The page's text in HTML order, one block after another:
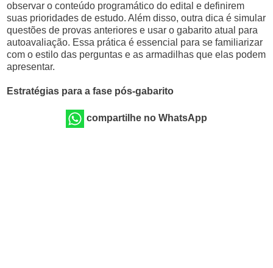
observar o conteúdo programático do edital e definirem
suas prioridades de estudo. Além disso, outra dica é simular
questões de provas anteriores e usar o gabarito atual para
autoavaliação. Essa prática é essencial para se familiarizar
com o estilo das perguntas e as armadilhas que elas podem
apresentar.
Estratégias para a fase pós-gabarito
compartilhe no WhatsApp